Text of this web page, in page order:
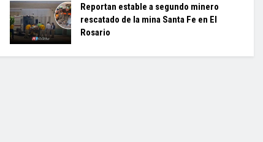
Reportan estable a segundo minero
rescatado de la mina Santa Fe en El
Rosario